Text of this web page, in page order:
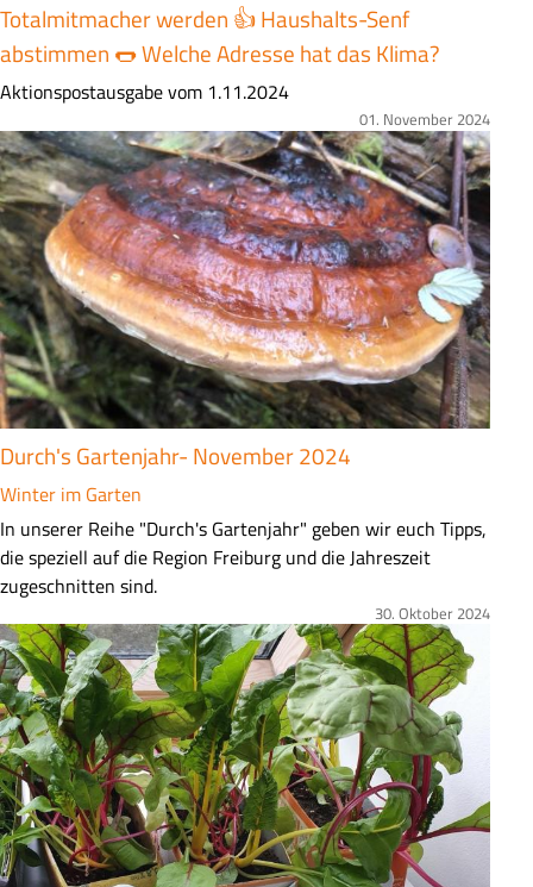
Totalmitmacher werden 👍 Haushalts-Senf
abstimmen 🌭 Welche Adresse hat das Klima?
Z
s
a
m
m
e
n
f
a
s
s
u
n
g
Aktionspostausgabe vom 1.11.2024
01. November 2024
Bild
Durch's Gartenjahr- November 2024
Winter im Garten
Z
u
s
m
m
e
n
f
a
s
s
u
In unserer Reihe "Durch's Gartenjahr" geben wir euch Tipps,
die speziell auf die Region Freiburg und die Jahreszeit
zugeschnitten sind.
30. Oktober 2024
Bild